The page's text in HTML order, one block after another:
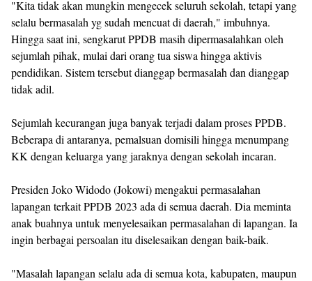
"Kita tidak akan mungkin mengecek seluruh sekolah, tetapi yang
selalu bermasalah yg sudah mencuat di daerah," imbuhnya.
Hingga saat ini, sengkarut PPDB masih dipermasalahkan oleh
sejumlah pihak, mulai dari orang tua siswa hingga aktivis
pendidikan. Sistem tersebut dianggap bermasalah dan dianggap
tidak adil.
Sejumlah kecurangan juga banyak terjadi dalam proses PPDB.
Beberapa di antaranya, pemalsuan domisili hingga menumpang
KK dengan keluarga yang jaraknya dengan sekolah incaran.
Presiden Joko Widodo (Jokowi) mengakui permasalahan
lapangan terkait PPDB 2023 ada di semua daerah. Dia meminta
anak buahnya untuk menyelesaikan permasalahan di lapangan. Ia
ingin berbagai persoalan itu diselesaikan dengan baik-baik.
"Masalah lapangan selalu ada di semua kota, kabupaten, maupun